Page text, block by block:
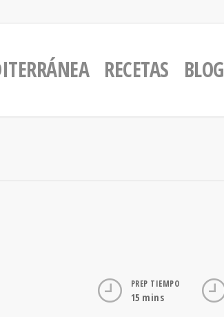
RECETAS BLOG
PREP TIEMPO
15 mins